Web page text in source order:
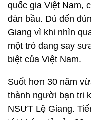
quốc gia Việt Nam,
đàn bầu. Dù đến
Giang vì khi nhìn
một trò đang say
biệt của Việt Nam.
Suốt hơn 30 năm
thành người bạn tri
NSƯT Lệ Giang.